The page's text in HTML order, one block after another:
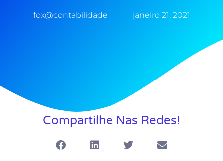
fox@contabilidade janeiro 21, 2021
Compartilhe Nas Redes!